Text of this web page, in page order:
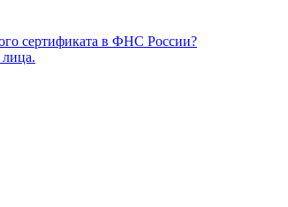
сертификата в ФНС России?